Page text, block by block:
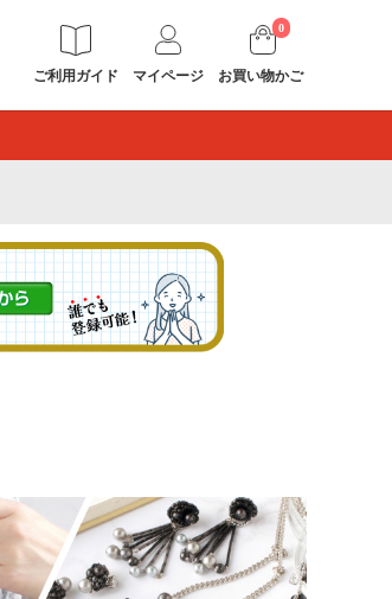
ご利用ガイド マイページ
0
お買い物かご